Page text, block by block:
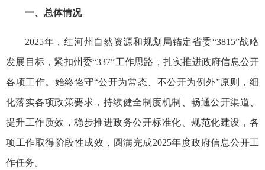
一、总体情况
2025年，红河州自然资源和规划局锚定省委“3815”战略
发展目标，紧扣州委“337”工作思路，扎实推进政府信息公开
各项工作。始终恪守“公开为常态、不公开为例外”原则，细
化落实各项政策要求，持续健全制度机制、畅通公开渠道、
提升工作质效，稳步推进政务公开标准化、规范化建设，各
项工作取得阶段性成效，圆满完成2025年度政府信息公开工
作任务。